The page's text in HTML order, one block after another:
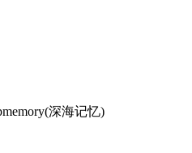
深海记忆)